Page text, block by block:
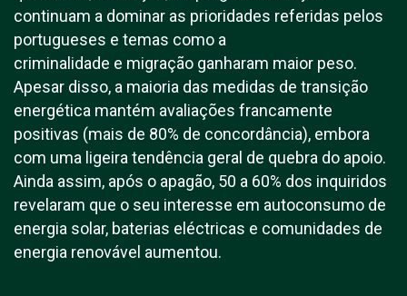
continuam a dominar as prioridades referidas pelos
portugueses e temas como a
criminalidade e migração ganharam maior peso.
Apesar disso, a maioria das medidas de transição
energética mantém avaliações francamente
positivas (mais de 80% de concordância), embora
com uma ligeira tendência geral de quebra do apoio.
Ainda assim, após o apagão, 50 a 60% dos inquiridos
revelaram que o seu interesse em autoconsumo de
energia solar, baterias eléctricas e comunidades de
energia renovável aumentou.